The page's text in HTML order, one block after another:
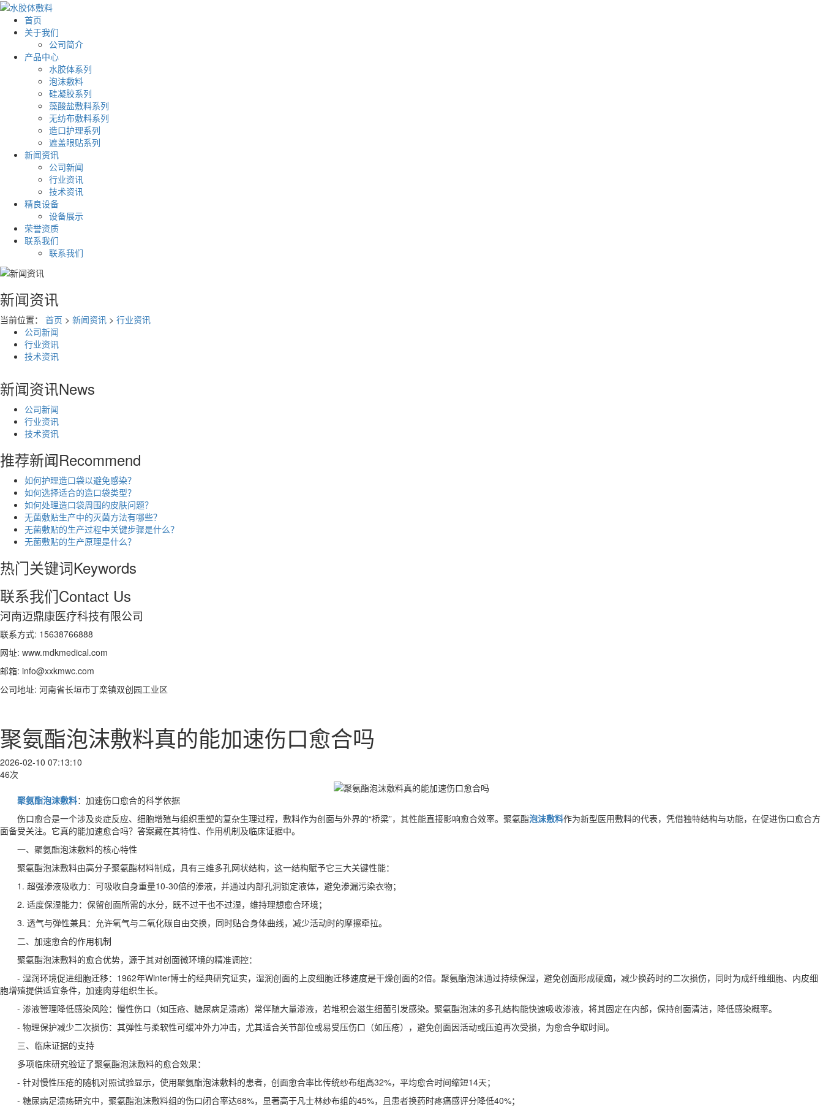
首页
关于我们
公司简介
产品中心
水胶体系列
泡沫敷料
硅凝胶系列
藻酸盐敷料系列
无纺布敷料系列
造口护理系列
遮盖眼贴系列
新闻资讯
公司新闻
行业资讯
技术资讯
精良设备
设备展示
荣誉资质
联系我们
联系我们
新闻资讯
当前位置： 首页 > 新闻资讯 > 行业资讯
公司新闻
行业资讯
技术资讯
新闻资讯News
公司新闻
行业资讯
技术资讯
推荐新闻Recommend
如何护理造口袋以避免感染？
如何选择适合的造口袋类型？
如何处理造口袋周围的皮肤问题？
无菌敷贴生产中的灭菌方法有哪些？
无菌敷贴的生产过程中关键步骤是什么？
无菌敷贴的生产原理是什么？
热门关键词Keywords
联系我们Contact Us
河南迈鼎康医疗科技有限公司
联系方式: 15638766888
网址: www.mdkmedical.com
邮箱: info@xxkmwc.com
公司地址: 河南省长垣市丁栾镇双创园工业区
聚氨酯泡沫敷料真的能加速伤口愈合吗
2026-02-10 07:13:10
46次
聚氨酯泡沫敷料：加速伤口愈合的科学依据
伤口愈合是一个涉及炎症反应、细胞增殖与组织重塑的复杂生理过程，敷料作为创面与外界的“桥梁”，其性能直接影响愈合效率。聚氨酯泡沫敷料作为新型医用敷料的代表，凭借独特结构与功能，在促进伤口愈合方
面备受关注。它真的能加速愈合吗？答案藏在其特性、作用机制及临床证据中。
一、聚氨酯泡沫敷料的核心特性
聚氨酯泡沫敷料由高分子聚氨酯材料制成，具有三维多孔网状结构，这一结构赋予它三大关键性能：
1. 超强渗液吸收力：可吸收自身重量10-30倍的渗液，并通过内部孔洞锁定液体，避免渗漏污染衣物；
2. 适度保湿能力：保留创面所需的水分，既不过干也不过湿，维持理想愈合环境；
3. 透气与弹性兼具：允许氧气与二氧化碳自由交换，同时贴合身体曲线，减少活动时的摩擦牵拉。
二、加速愈合的作用机制
聚氨酯泡沫敷料的愈合优势，源于其对创面微环境的精准调控：
- 湿润环境促进细胞迁移：1962年Winter博士的经典研究证实，湿润创面的上皮细胞迁移速度是干燥创面的2倍。聚氨酯泡沫通过持续保湿，避免创面形成硬痂，减少换药时的二次损伤，同时为成纤维细胞、内皮细
胞增殖提供适宜条件，加速肉芽组织生长。
- 渗液管理降低感染风险：慢性伤口（如压疮、糖尿病足溃疡）常伴随大量渗液，若堆积会滋生细菌引发感染。聚氨酯泡沫的多孔结构能快速吸收渗液，将其固定在内部，保持创面清洁，降低感染概率。
- 物理保护减少二次损伤：其弹性与柔软性可缓冲外力冲击，尤其适合关节部位或易受压伤口（如压疮），避免创面因活动或压迫再次受损，为愈合争取时间。
三、临床证据的支持
多项临床研究验证了聚氨酯泡沫敷料的愈合效果：
- 针对慢性压疮的随机对照试验显示，使用聚氨酯泡沫敷料的患者，创面愈合率比传统纱布组高32%，平均愈合时间缩短14天；
- 糖尿病足溃疡研究中，聚氨酯泡沫敷料组的伤口闭合率达68%，显著高于凡士林纱布组的45%，且患者换药时疼痛感评分降低40%；